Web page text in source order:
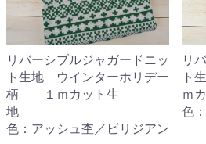
リバーシブルジャガードニッ
ト生地 ウインターホリデー
柄 １ｍカット生
地
色：アッシュ杢／ビリジアン
リ
ト
色